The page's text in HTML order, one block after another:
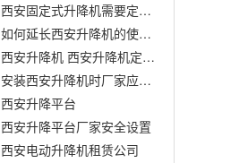
西安固定式升降机需要定期检查
如何延长西安升降机的使用寿命
西安升降机 西安升降机定制生产厂家
安装西安升降机时厂家应该注意的问题
西安升降平台
西安升降平台厂家安全设置
西安电动升降机租赁公司